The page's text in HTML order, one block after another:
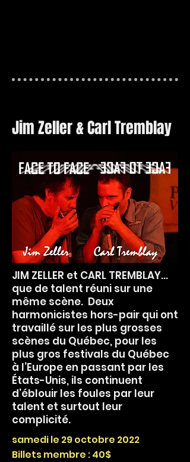
Jim Zeller & Carl Tremblay
JIM ZELLER et CARL TREMBLAY…
que de talent réuni sur une
même scène. Deux
harmonicistes hors-pair qui ont
travaillé sur les plus grosses
scènes du Québec, pour les
plus gros festivals du Québec
à l’Europe en passant par les
États-Unis, ils continuent
d’éblouir les foules par leur
talent et surtout leur
complicité.
samedi le 29 octobre 2022
Billets membre : 40$